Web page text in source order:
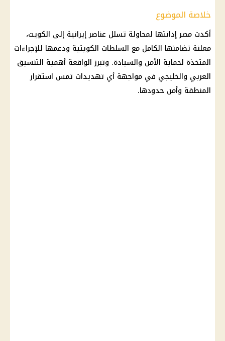
خلاصة الموضوع
أكدت مصر إدانتها لمحاولة تسلل عناصر إيرانية إلى الكويت،
معلنة تضامنها الكامل مع السلطات الكويتية ودعمها للإجراءات
المتخذة لحماية الأمن والسيادة. وتبرز الواقعة أهمية التنسيق
العربي والخليجي في مواجهة أي تهديدات تمس استقرار
المنطقة وأمن حدودها.